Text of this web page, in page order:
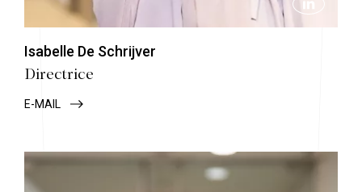
Isabelle De Schrijver
Directrice
E-MAIL